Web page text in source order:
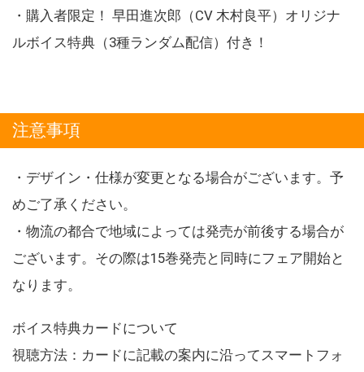
・購入者限定！ 早田進次郎（CV 木村良平）オリジナ
ルボイス特典（3種ランダム配信）付き！
注意事項
・デザイン・仕様が変更となる場合がございます。予
めご了承ください。
・物流の都合で地域によっては発売が前後する場合が
ございます。その際は15巻発売と同時にフェア開始と
なります。
ボイス特典カードについて
視聴方法：カードに記載の案内に沿ってスマートフォ